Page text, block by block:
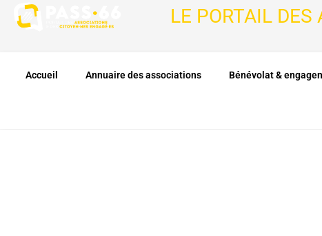
LE PORTAIL DES
Accueil Annuaire des associations Bénévolat &